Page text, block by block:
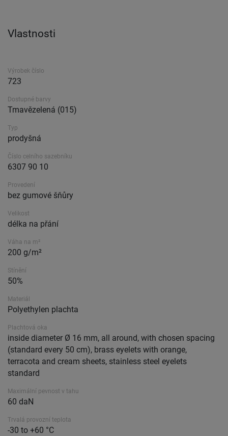
Vlastnosti
Výrobek číslo
723
Dostupné barvy
Tmavězelená (015)
Typ
prodyšná
Číslo celního sazebníku
6307 90 10
Provedení
bez gumové šňůry
Velikost
délka na přání
Váha na m²
200 g/m²
Stínění
50%
Materiál
Polyethylen plachta
Plachtová oka
inside diameter Ø 16 mm, all around, with chosen spacing
(standard every 50 cm), brass eyelets with orange,
terracota and cream sheets, stainless steel eyelets
standard
Maximální pevnost v tahu
60 daN
Trvalá provozní teplota
-30 to +60 °C